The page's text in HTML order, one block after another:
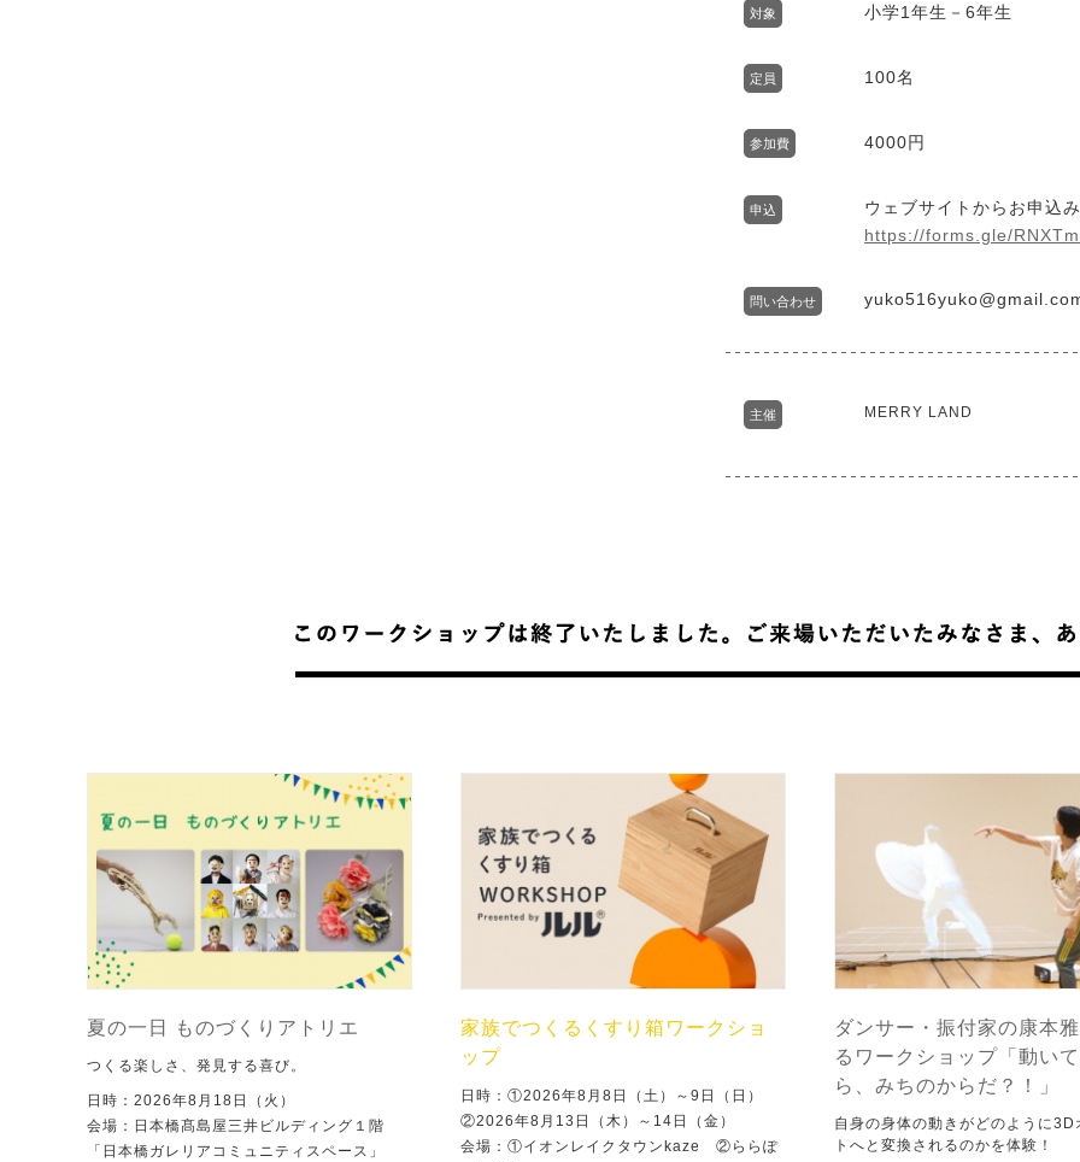
対象 小学1年生－6年生
定員 100名
参加費 4000円
申込
ウェブサイトからお申込み
https://forms.gle/
問い合わせ
主催 MERRY LAND
夏の一日 ものづくりアトリエ
つくる楽しさ、発見する喜び。
日時：2026年8月18日（火）
会場：日本橋髙島屋三井ビルディング１階
「日本橋ガレリアコミュニティスペース」
家族でつくるくすり箱ワークショ
ップ
日時：①2026年8月8日（土）～9日（日）
②2026年8月13日（木）～14日（金）
会場：①イオンレイクタウンkaze ②ららぽ
ダンサー・振付家の康本
るワークショップ「動い
ら、みちのからだ？！」
自身の身体の動きがどのように3D
トへと変換されるのかを体験！